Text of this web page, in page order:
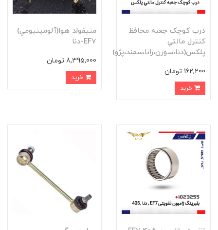
درب کوچک جعبه محافظ
کنترل مالتي
پلکس(دنا،سورن،رانا،سمند،پژو)
162,200 تومان
منيفولد هوا(آلومينيومي)
EF7-دنا
8,395,000 تومان